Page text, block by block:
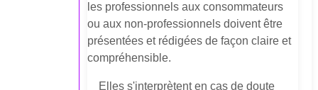
les professionnels aux consommateurs
ou aux non-professionnels doivent être
présentées et rédigées de façon claire et
compréhensible.
Elles s'interprètent en cas de doute